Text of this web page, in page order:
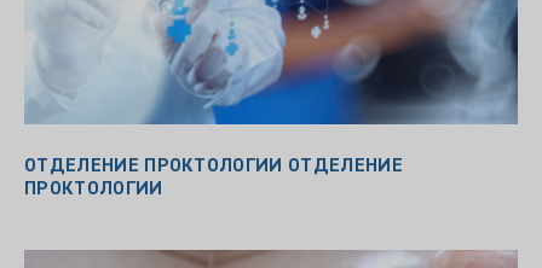
ОТДЕЛЕНИЕ ПРОКТОЛОГИИ ОТДЕЛЕНИЕ
ПРОКТОЛОГИИ